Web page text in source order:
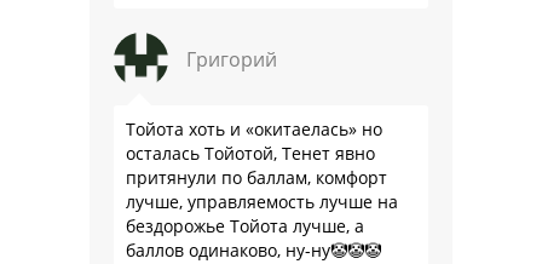
Григорий
Тойота хоть и «окитаелась» но
осталась Тойотой, Тенет явно
притянули по баллам, комфорт
лучше, управляемость лучше на
бездорожье Тойота лучше, а
баллов одинаково, ну-ну🤡🤡🤡